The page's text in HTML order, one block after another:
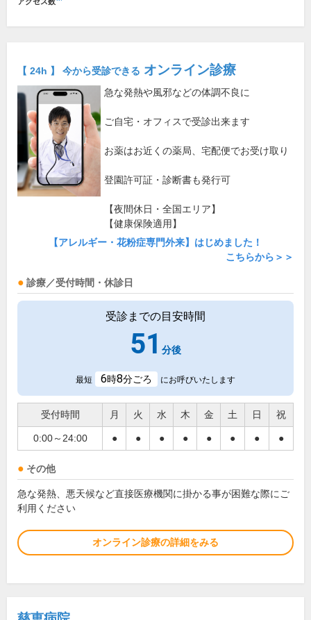
【 24h 】 今から受診できる オンライン診療
急な発熱や風邪などの体調不良に
ご自宅・オフィスで受診出来ます
お薬はお近くの薬局、宅配便でお受け取り
登園許可証・診断書も発行可
【夜間休日・全国エリア】
【健康保険適用】
【アレルギー・花粉症専門外来】はじめました！
こちらから＞＞
診療／受付時間・休診日
受診までの目安時間
51 分後
最短 6時8分ごろ にお呼びいたします
受付時間 月 火 水 木 金 土 日 祝
0:00～24:00 ● ● ● ● ● ● ● ●
その他
急な発熱、悪天候など直接医療機関に掛かる事が困難な際にご
利用ください
オンライン診療の詳細をみる